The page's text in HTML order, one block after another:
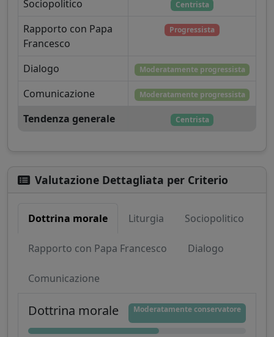
Sociopolitico Centrista
Rapporto con Papa
Francesco
Progressista
Dialogo Moderatamente progressista
Comunicazione Moderatamente progressista
Tendenza generale Centrista
Valutazione Dettagliata per Criterio
Dottrina morale Liturgia Sociopolitico
Rapporto con Papa Francesco Dialogo
Comunicazione
Dottrina morale Moderatamente conservatore